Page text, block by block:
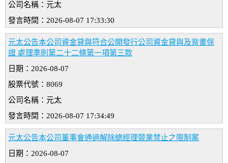
公司名稱：元太
發言時間：2026-08-07 17:33:30
元太公告本公司資金貸與符合公開發行公司資金貸與及背書保
證 處理準則第二十二條第一項第三款
日期：2026-08-07
股票代號：8069
公司名稱：元太
發言時間：2026-08-07 17:34:49
元太公告本公司董事會通過解除總經理競業禁止之限制案
日期：2026-08-07